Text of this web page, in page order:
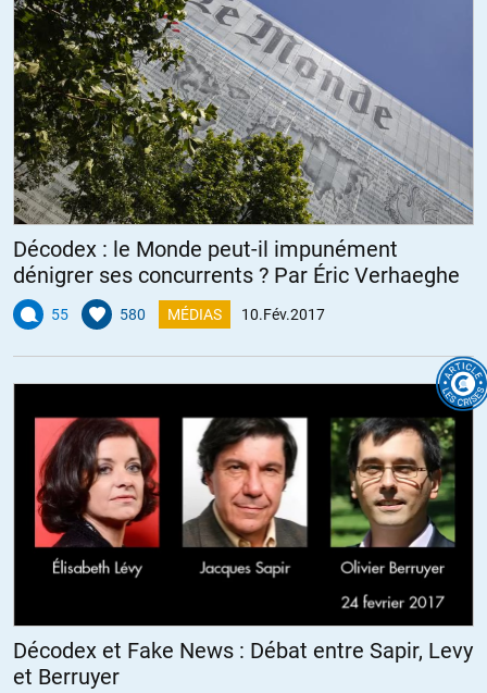
Décodex : le Monde peut-il impunément
dénigrer ses concurrents ? Par Éric Verhaeghe
55 580 MÉDIAS 10.Fév.2017
Décodex et Fake News : Débat entre Sapir, Levy
et Berruyer